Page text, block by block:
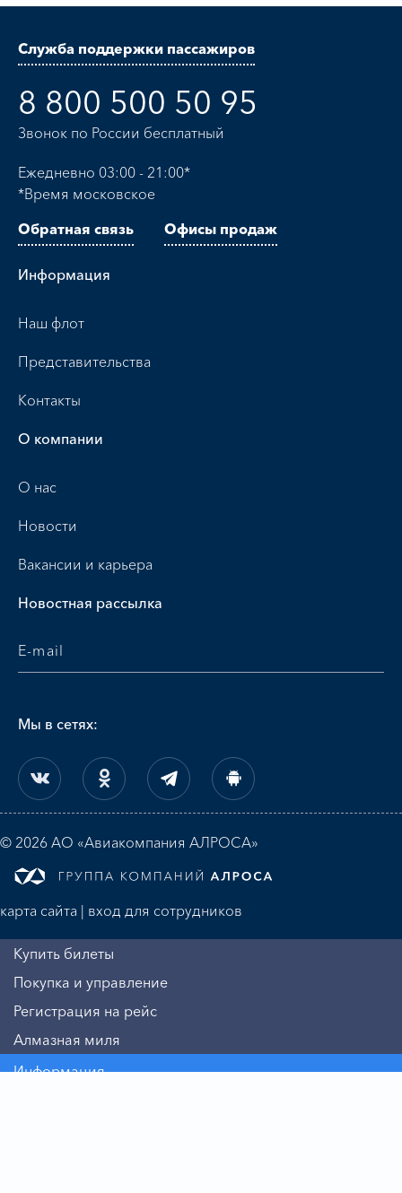
Служба поддержки пассажиров
8 800 500 50 95
Звонок по России бесплатный
Ежедневно 03:00 - 21:00*
*Время московское
Обратная связь
Офисы продаж
Информация
Наш флот
Представительства
Контакты
О компании
О нас
Новости
Вакансии и карьера
Новостная рассылка
Мы в сетях:
© 2026 АО «Авиакомпания АЛРОСА»
карта сайта | вход для сотрудников
Купить билеты
Покупка и управление
Регистрация на рейс
Алмазная миля
Информация